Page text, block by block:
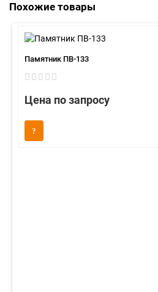
Похожие товары
Памятник ПВ-133
Цена по запросу